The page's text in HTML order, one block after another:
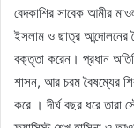
বেদকাশির সাবেক আমীর
ইসলাম ও ছাত্র আন্দোলনের
বক্তৃতা করেন। প্রধান
শাসন, আর চরম বৈষম্যের
করে । দীর্ঘ বছর ধরে তারা